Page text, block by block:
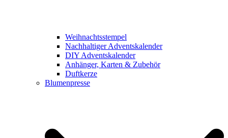
Weihnachtsstempel
Nachhaltiger Adventskalender
DIY Adventskalender
Anhänger, Karten & Zubehör
Duftkerze
Blumenpresse